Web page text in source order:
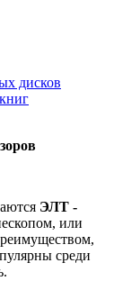
дисков
ЭЛТ -
или
среди